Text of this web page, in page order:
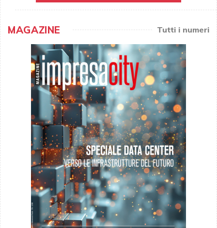
MAGAZINE Tutti i numeri